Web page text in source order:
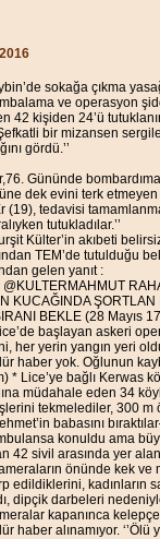
sokağa çıkma
ve operasyon
kişiden 24’ü
bir mizansen
gördü.’’
Gününde
dek evini terk
(19), tedavisi
tutukladılar.’’
Külter’in akıbeti
TEM’de tutulduğu
gelen yanıt :
KUCAĞINDA
BEKLE (28 Mayıs
başlayan askeri
her yerin yangın yeri
haber yok. Oğlunun
* Lice’ye bağlı Kerwas
müdahale eden 34
tekmelediler, 300
babasını
konuldu ama
42 sivil arasında yer
önünde kek
edildiklerini, kadınların
dipçik darbeleri
kapanınca
haber alınamıyor.